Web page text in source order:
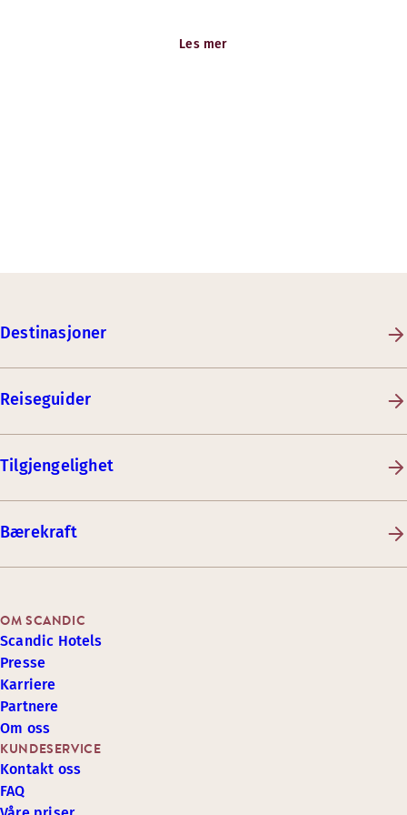
Les mer
Destinasjoner
Reiseguider
Tilgjengelighet
Bærekraft
KUNDESERVICE
Kontakt oss
FAQ
OM SCANDIC
Scandic Hotels
Presse
Karriere
Partnere
Om oss